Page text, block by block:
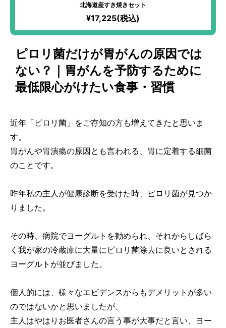
北海道産すき焼きセット
¥17,225(税込)
ピロリ菌だけが胃がんの原因では
ない？｜胃がんを予防するために
最低限心がけたい食事・習慣
近年「ピロリ菌」をご存知の方も増えてきたと思いま
す。
胃がんや胃潰瘍の原因とも言われる、胃に定着する細菌
のことです。
昨年私の主人が健康診断を受けた時、ピロリ菌が見つか
りました。
その時、病院でヨーグルトを勧められ、それからしばら
く我が家の冷蔵庫に大量にピロリ菌除去に良いとされる
ヨーグルトが並びました。
個人的には、様々なエビデンスからもデメリットが多い
のではないかと思いましたが、
主人はやはりお医者さんの言う事が大事だと言い、ヨー